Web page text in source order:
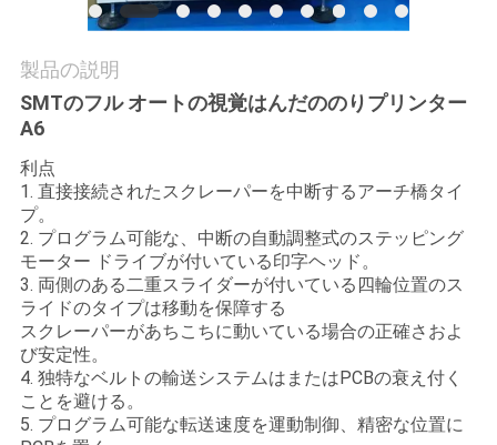
絡
し
な
さ
い
ニ
ュ
ー
製品の説明
SMTのフル オートの視覚はんだののりプリンター
A6
利点
1. 直接接続されたスクレーパーを中断するアーチ橋タイ
プ。
2. プログラム可能な、中断の自動調整式のステッピング
モーター ドライブが付いている印字ヘッド。
3. 両側のある二重スライダーが付いている四輪位置のス
ライドのタイプは移動を保障する
スクレーパーがあちこちに動いている場合の正確さおよ
び安定性。
4. 独特なベルトの輸送システムはまたはPCBの衰え付く
ことを避ける。
5. プログラム可能な転送速度を運動制御、精密な位置に